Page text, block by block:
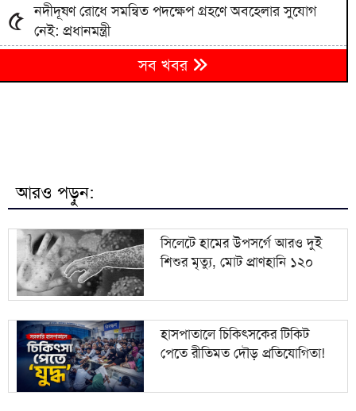
৫ নদীদূষণ রোধে সমন্বিত পদক্ষেপ গ্রহণে অবহেলার সুযোগ
নেই: প্রধানমন্ত্রী
গ্যাস পরিস্থিতি স্বাভাবিক হতে আর কত দিন লাগবে,
জানালেন জ্বালানি মন্ত্রী
দলের স্মারকলিপি প্রদান
৯ এক হাজার পরিবার
১০ মেহেরপুরের গাংনীতে গেমের বিরোধে শিশু হত্যা মামলায়
দুই কিশোরের কারাদণ্ড
সব খবর
আরও পড়ুন:
সিলেটে হামের উপসর্গে আরও দুই
শিশুর মৃত্যু, মোট প্রাণহানি ১২০
হাসপাতালে চিকিৎসকের টিকিট
পেতে রীতিমত দৌড় প্রতিযোগিতা!